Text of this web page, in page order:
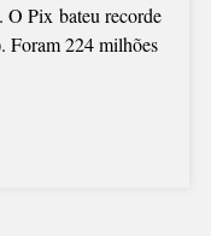
ERRADO”
E
O Pix bateu recorde
Foram 224 milhões